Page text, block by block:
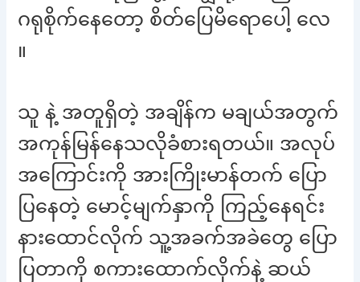
ဂရုစိုက်နေတော့ စိတ်ပြေမိရောပေါ့ လေ
။
သူ နဲ့ အတူရှိတဲ့ အချိန်က မချယ်အတွက်
အကုန်မြန်နေသလိုခံစားရတယ်။ အလုပ်
အကြောင်းကို အားကြိုးမာန်တက် ပြော
ပြနေတဲ့ မောင့်မျက်နှာကို ကြည့်နေရင်း
နားထောင်လိုက် သူ့အခက်အခဲတွေ ပြော
ပြတာကို စကားထောက်လိုက်နဲ့ ဆယ်